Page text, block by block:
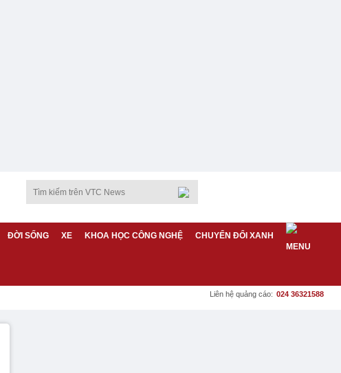
ĐỜI SỐNG XE KHOA HỌC CÔNG NGHỆ CHUYỂN ĐỔI XANH
Liên hệ quảng cáo: 024 36321588